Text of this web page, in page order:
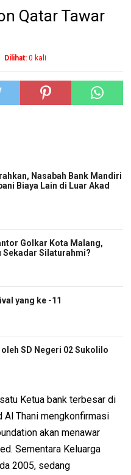
Qatar Tawar
Dilihat: 0 kali
Nasabah Bank Mandiri
Biaya Lain di Luar Akad
Golkar Kota Malang,
Sekadar Silaturahmi?
yang ke -11
SD Negeri 02 Sukolilo
Ketua bank terbesar di
Al Thani mengkonfirmasi
akan menawar
Sementara Keluarga
2005, sedang